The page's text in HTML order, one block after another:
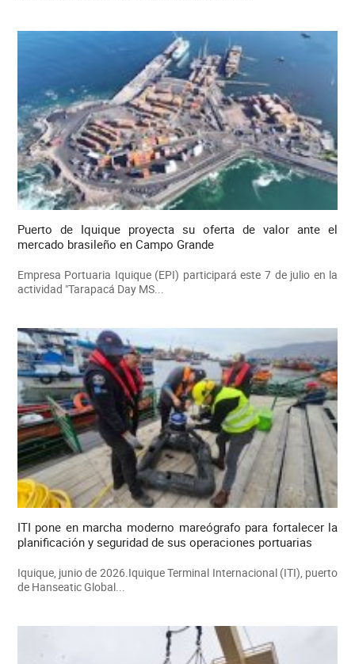
Puerto de Iquique proyecta su oferta de valor ante el
mercado brasileño en Campo Grande
Empresa Portuaria Iquique (EPI) participará este 7 de julio en la
actividad "Tarapacá Day MS...
ITI pone en marcha moderno mareógrafo para fortalecer la
planificación y seguridad de sus operaciones portuarias
Iquique, junio de 2026.Iquique Terminal Internacional (ITI), puerto
de Hanseatic Global...